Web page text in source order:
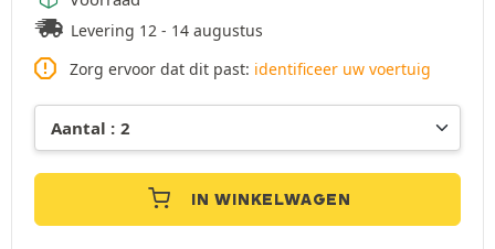
Levering 12 - 14 augustus
Zorg ervoor dat dit past: identificeer uw voertuig
IN WINKELWAGEN